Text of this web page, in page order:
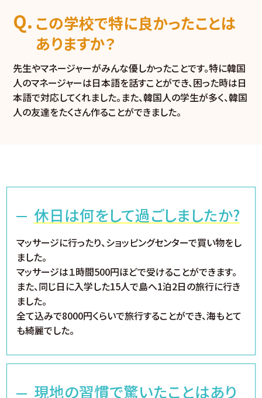
この学校で特に良かったことは
ありますか？
先生やマネージャーがみんな優しかったことです。特に韓国
人のマネージャーは日本語を話すことができ、困った時は日
本語で対応してくれました。また、韓国人の学生が多く、韓国
人の友達をたくさん作ることができました。
休日は何をして過ごしましたか?
マッサージに行ったり、ショッピングセンターで買い物をし
ました。
マッサージは１時間500円ほどで受けることができます。
また、同じ日に入学した15人で島へ1泊2日の旅行に行き
ました。
全て込みで8000円くらいで旅行することができ、海もとて
も綺麗でした。
現地の習慣で驚いたことはあり